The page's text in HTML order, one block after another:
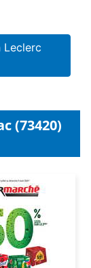
Leclerc
(73420)